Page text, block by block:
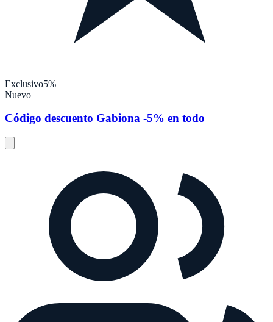
Exclusivo5%
Nuevo
Código descuento Gabiona -5% en todo